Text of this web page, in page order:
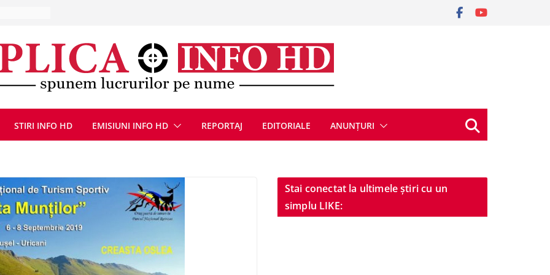
9 august
după
se
STIRI INFO HD EMISIUNI INFO HD REPORTAJ EDITORIALE ANUNȚURI
Stai conectat la ultimele știri cu un
simplu LIKE: